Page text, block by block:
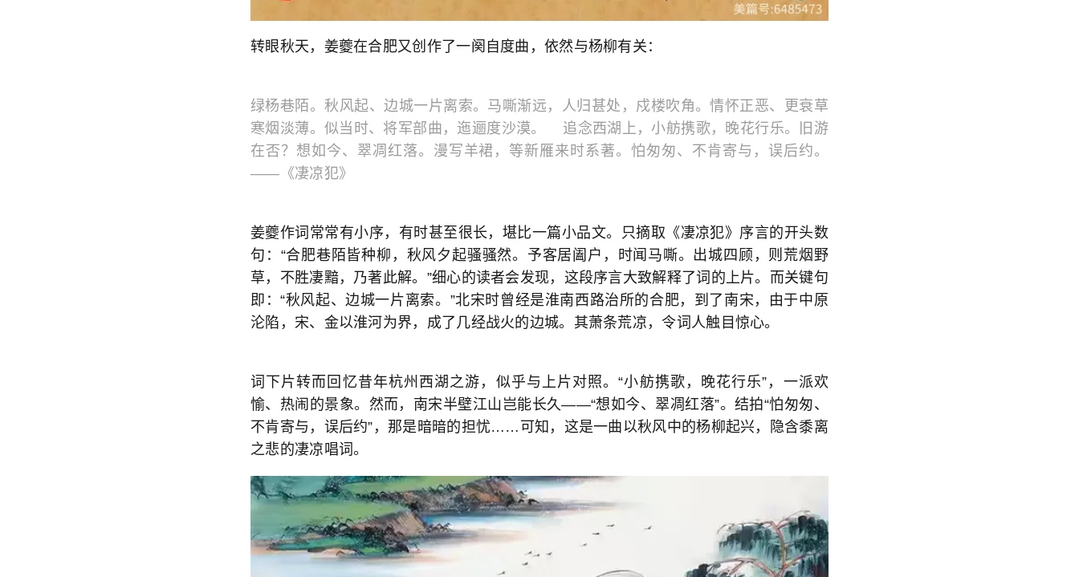
转眼秋天，姜夔在合肥又创作了一阕自度曲，依然与杨柳有关：
绿杨巷陌。秋风起、边城一片离索。马嘶渐远，人归甚处，戍楼吹角。情怀正恶、更衰草
寒烟淡薄。似当时、将军部曲，迤逦度沙漠。 追念西湖上，小舫携歌，晚花行乐。旧游
在否？想如今、翠凋红落。漫写羊裙，等新雁来时系著。怕匆匆、不肯寄与，误后约。
——《凄凉犯》
姜夔作词常常有小序，有时甚至很长，堪比一篇小品文。只摘取《凄凉犯》序言的开头数
句：“合肥巷陌皆种柳，秋风夕起骚骚然。予客居阖户，时闻马嘶。出城四顾，则荒烟野
草，不胜凄黯，乃著此解。”细心的读者会发现，这段序言大致解释了词的上片。而关键句
即：“秋风起、边城一片离索。”北宋时曾经是淮南西路治所的合肥，到了南宋，由于中原
沦陷，宋、金以淮河为界，成了几经战火的边城。其萧条荒凉，令词人触目惊心。
词下片转而回忆昔年杭州西湖之游，似乎与上片对照。“小舫携歌，晚花行乐”，一派欢
愉、热闹的景象。然而，南宋半壁江山岂能长久——“想如今、翠凋红落”。结拍“怕匆匆、
不肯寄与，误后约”，那是暗暗的担忧……可知，这是一曲以秋风中的杨柳起兴，隐含黍离
之悲的凄凉唱词。